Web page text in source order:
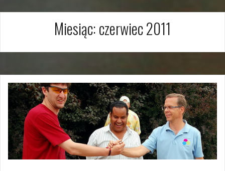
Miesiąc:czerwiec 2011